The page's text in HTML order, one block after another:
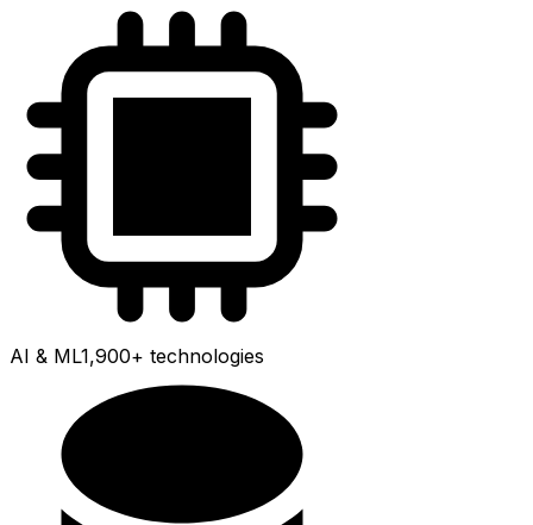
AI & ML1,900+ technologies